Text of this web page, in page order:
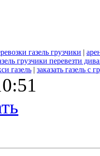
газель грузчики |
грузчики перевезти
газель | заказать газель с